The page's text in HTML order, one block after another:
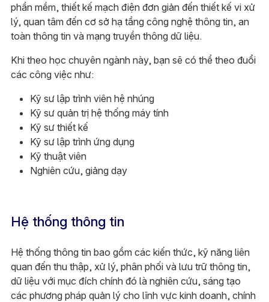
phần mềm, thiết kế mạch điện đơn giản đến thiết kế vi xử
lý, quan tâm đến cơ sở hạ tầng công nghệ thông tin, an
toàn thông tin và mạng truyền thông dữ liệu.
Khi theo học chuyên ngành này, bạn sẽ có thể theo đuổi
các công việc như:
Kỹ sư lập trình viên hệ nhúng
Kỹ sư quản trị hệ thống máy tính
Kỹ sư thiết kế
Kỹ sư lập trình ứng dụng
Kỹ thuật viên
Nghiên cứu, giảng dạy
Hệ thống thông tin
Hệ thống thông tin bao gồm các kiến thức, kỹ năng liên
quan đến thu thập, xử lý, phân phối và lưu trữ thông tin,
dữ liệu với mục đích chính đó là nghiên cứu, sáng tạo
các phương pháp quản lý cho lĩnh vực kinh doanh, chính